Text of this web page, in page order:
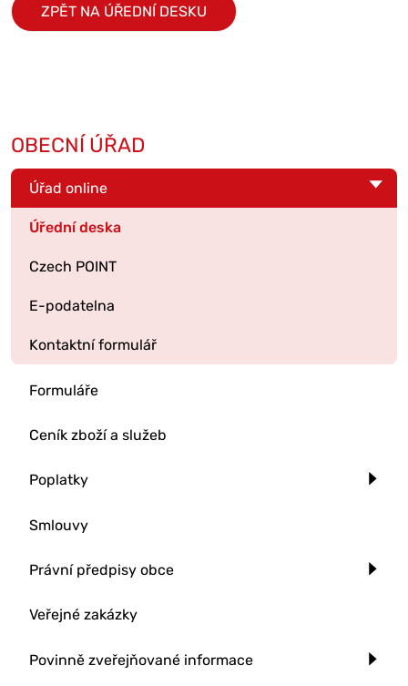
ZPĚT NA ÚŘEDNÍ DESKU
OBECNÍ ÚŘAD
Úřad online
Úřední deska
Czech POINT
E-podatelna
Kontaktní formulář
Formuláře
Ceník zboží a služeb
Poplatky
Smlouvy
Právní předpisy obce
Veřejné zakázky
Povinně zveřejňované informace